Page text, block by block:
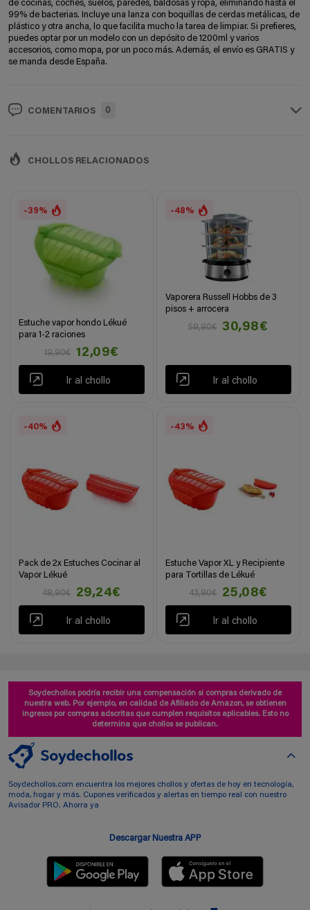
de cocinas, coches, suelos, paredes, baldosas y ropa, eliminando hasta el
99% de bacterias. Incluye una lanza con boquillas de cerdas metálicas, de
plástico y otra ancha, lo que facilita mucho la tarea de limpiar. Si prefieres,
puedes optar por un modelo con un depósito de 1200ml y varios
accesorios, como mopa, por un poco más. Además, el envío es GRATIS y
se manda desde España.
COMENTARIOS 0
CHOLLOS RELACIONADOS
-39%
Estuche vapor hondo Lékué
para 1-2 raciones
19,90€
12,09€
Ir al chollo
-48%
Vaporera Russell Hobbs de 3
pisos + arrocera
59,90€
30,98€
Ir al chollo
-40%
Pack de 2x Estuches Cocinar al
Vapor Lékué
48,90€
29,24€
Ir al chollo
-43%
Estuche Vapor XL y Recipiente
para Tortillas de Lékué
43,90€
25,08€
Ir al chollo
Soydechollos podría recibir una compensación si compras derivado de
nuestra web. Por ejemplo, en calidad de Afiliado de Amazon, se obtienen
ingresos por compras adscritas que cumplen requisitos aplicables. Esto no
determina que chollos se publican.
Soydechollos.com encuentra los mejores chollos y ofertas de hoy en tecnología,
moda, hogar y más. Cupones verificados y alertas en tiempo real con nuestro
Avisador PRO. Ahorra ya
Descargar Nuestra APP